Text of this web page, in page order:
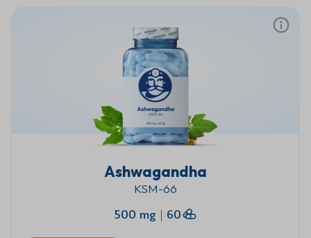
Ashwagandha
KSM-66
500 mg | 60